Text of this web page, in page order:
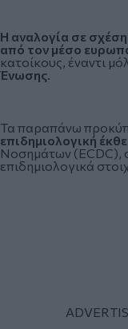
Η αναλογία σε
από τον μέσο
κατοίκους, έναντι
Ένωσης.
Τα παραπάνω
επιδημιολογική
Νοσημάτων (ECDC),
επιδημιολογικά